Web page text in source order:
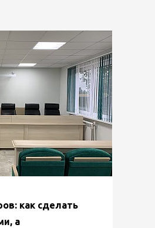
как сделать
а